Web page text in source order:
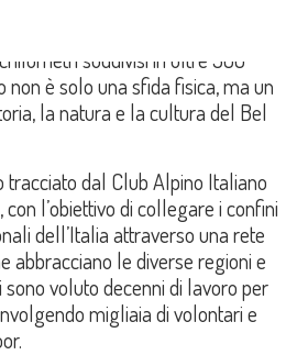
suddivisi in oltre 500
non è solo una sfida fisica, ma un
la natura e la cultura del Bel
tracciato dal Club Alpino Italiano
con l’obiettivo di collegare i confini
dell’Italia attraverso una rete
abbracciano le diverse regioni e
voluto decenni di lavoro per
migliaia di volontari e